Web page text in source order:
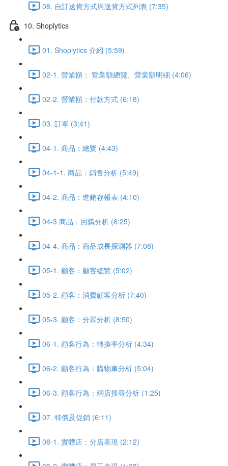
08. 自訂送貨方式與送貨方式列表 (7:35)
10. Shoplytics
01. Shoplytics 介紹 (5:59)
02-1. 營業額： 營業額總覽、營業額明細 (4:06)
02-2. 營業額：付款方式 (6:18)
03. 訂單 (3:41)
04-1. 商品：總覽 (4:43)
04-1-1. 商品：銷售分析 (5:49)
04-2. 商品：進銷存報表 (4:10)
04-3 商品：回購分析 (6:25)
04-4. 商品：商品成長探測器 (7:08)
05-1. 顧客：顧客總覽 (5:02)
05-2. 顧客：消費顧客分析 (7:40)
05-3. 顧客：分眾分析 (8:50)
06-1. 顧客行為：轉換率分析 (4:34)
06-2. 顧客行為：購物車分析 (5:04)
06-3. 顧客行為：網店搜尋分析 (1:25)
07. 特價及促銷 (6:11)
08-1. 實體店：分店表現 (2:12)